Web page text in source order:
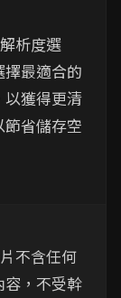
析度選
最適合的
獲得更清
省儲存空
不含任何
容，不受幹